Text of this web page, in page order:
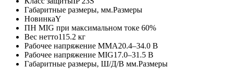
Габаритные размеры, мм.Размеры
НовинкаY
ПН MIG при максимальном токе 60%
Вес нетто115.2 кг
Рабочее напряжение MMA20.4–34.0 В
Рабочее напряжение MIG17.0–31.5 В
Габаритные размеры, Ш/Д/В мм.Размеры